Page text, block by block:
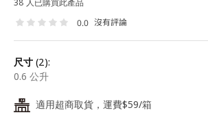
38 人已購買此產品
0.0 沒有評論
尺寸 (2):
0.6 公升
24 適用超商取貨，運費$59/箱